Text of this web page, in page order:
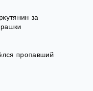
за
пропавший